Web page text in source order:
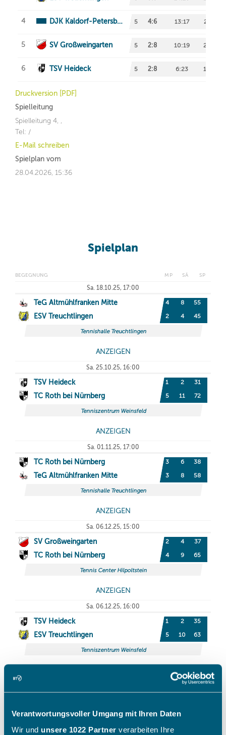
Verantwortungsvoller Umgang mit Ihren Daten
Wir und unsere 1022 Partner verarbeiten Ihre